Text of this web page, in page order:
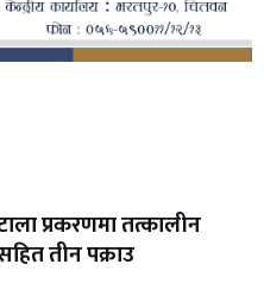
प्रकरणमा तत्कालीन
तीन पक्राउ